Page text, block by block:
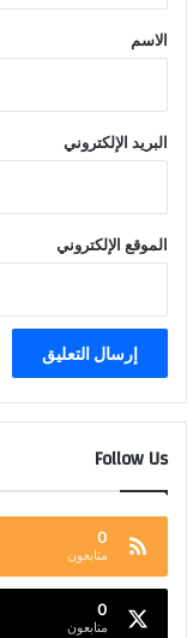
*
الاسم
البريد الإلكتروني
الموقع الإلكتروني
Follow Us
0
متابعون
0
متابعون